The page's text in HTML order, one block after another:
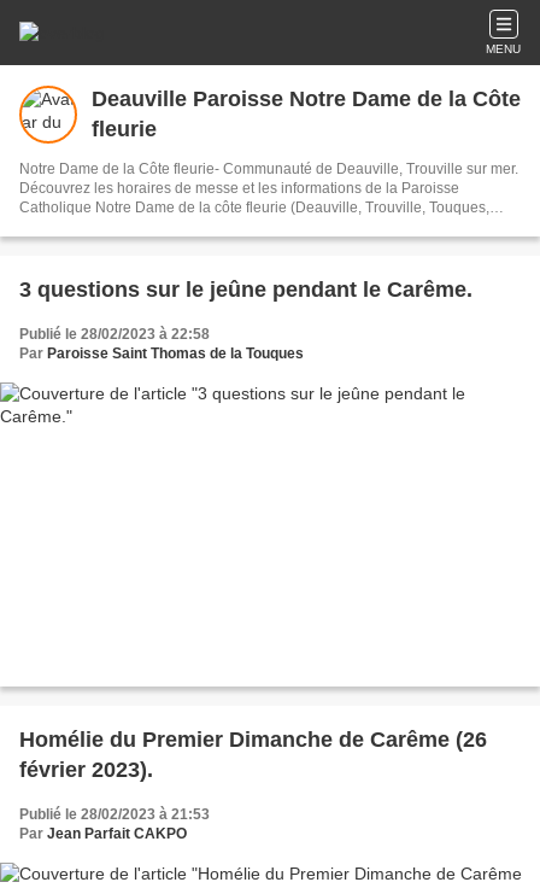
MENU
Deauville Paroisse Notre Dame de la Côte
fleurie
Notre Dame de la Côte fleurie- Communauté de Deauville, Trouville sur mer.
Découvrez les horaires de messe et les informations de la Paroisse
Catholique Notre Dame de la côte fleurie (Deauville, Trouville, Touques,
3 questions sur le jeûne pendant le Carême.
Publié le 28/02/2023 à 22:58
Par Paroisse Saint Thomas de la Touques
Homélie du Premier Dimanche de Carême (26
février 2023).
Publié le 28/02/2023 à 21:53
Par Jean Parfait CAKPO